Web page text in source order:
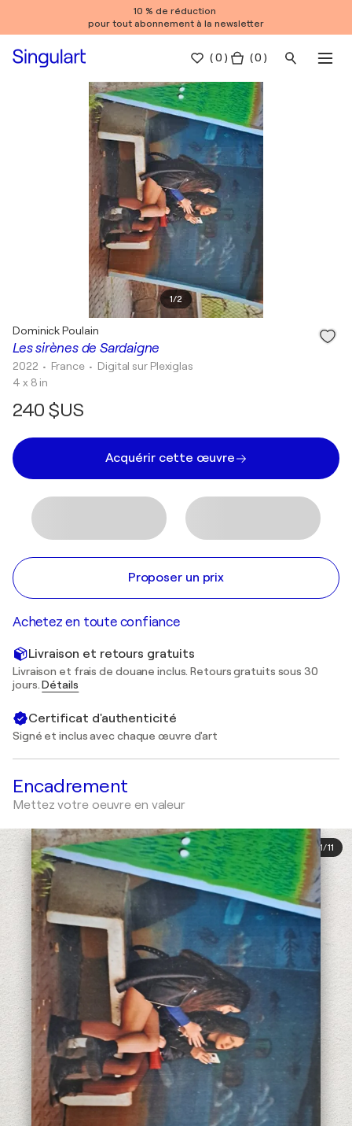
10 % de réduction
pour tout abonnement à la newsletter
(0 ) ( 0 )
1/2
Les sirènes de Sardaigne
Dominick Poulain
2022 • France • Digital sur Plexiglas
4 x 8 in
240 $US
Acquérir cette œuvre
Proposer un prix
Achetez en toute confiance
Livraison et retours gratuits
Livraison et frais de douane inclus. Retours gratuits sous 30
jours.Détails
Certificat d'authenticité
Signé et inclus avec chaque œuvre d'art
Encadrement
Mettez votre oeuvre en valeur
1/11